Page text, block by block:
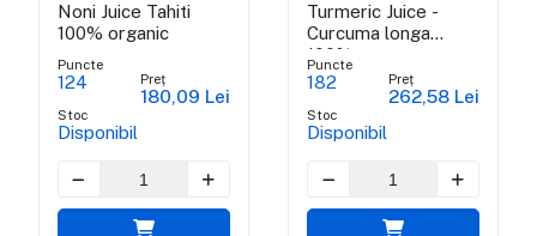
Noni Juice Tahiti
100% organic
Puncte
124
Stoc
Disponibil
Preț
180,09 Lei
Turmeric Juice -
Curcuma longa
100% pur
Puncte
182
Stoc
Disponibil
Preț
262,58 Lei